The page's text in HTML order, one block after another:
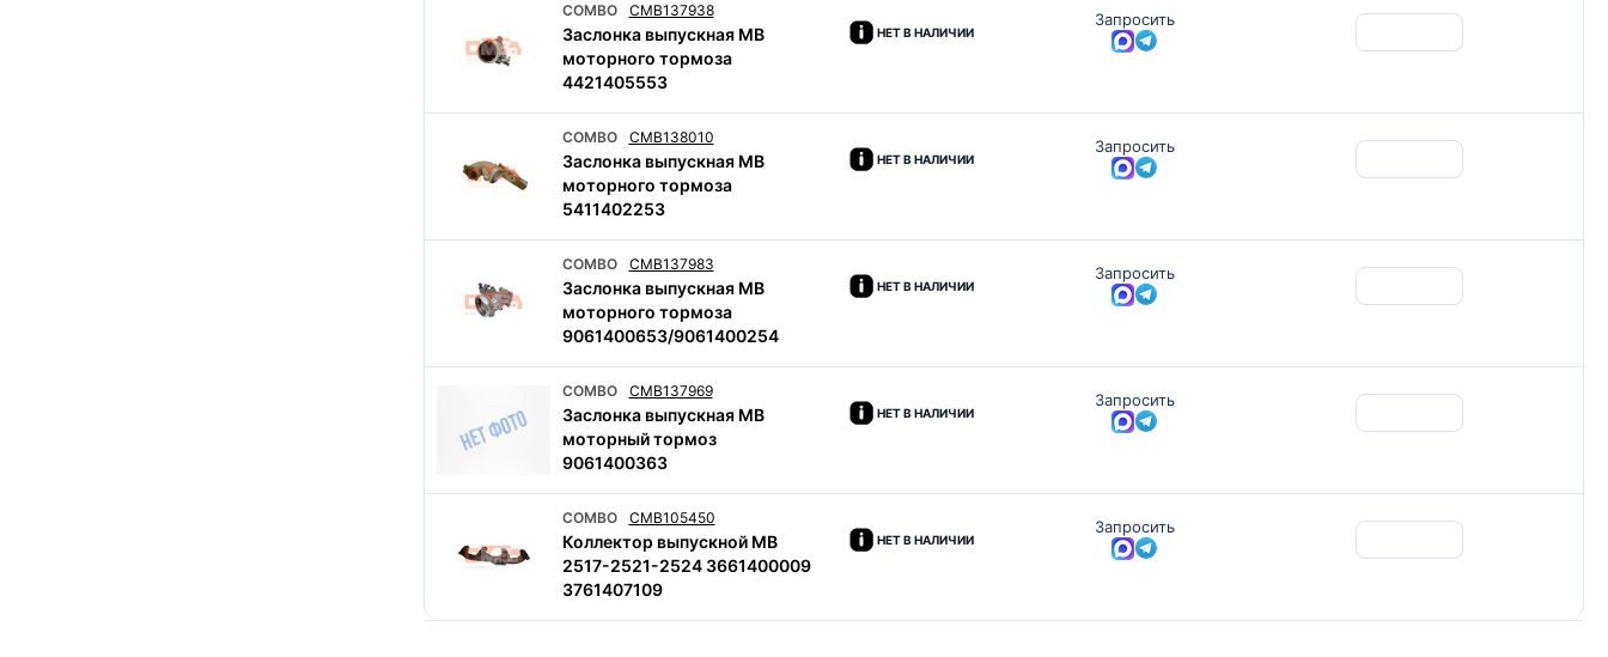
COMBO CMB137938
Заслонка выпускная MB
моторного тормоза
4421405553
НЕТ В НАЛИЧИИ
Запросить
COMBO CMB138010
Заслонка выпускная MB
моторного тормоза
5411402253
НЕТ В НАЛИЧИИ
Запросить
COMBO CMB137983
Заслонка выпускная MB
моторного тормоза
9061400653/9061400254
НЕТ В НАЛИЧИИ
Запросить
COMBO CMB137969
Заслонка выпускная MB
моторный тормоз
9061400363
НЕТ В НАЛИЧИИ
Запросить
COMBO CMB105450
Коллектор выпускной MB
2517-2521-2524 3661400009
3761407109
НЕТ В НАЛИЧИИ
Запросить